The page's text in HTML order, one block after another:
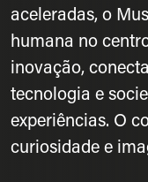
aceleradas, o
humana no
inovação,
tecnologia e
experiências. O
curiosidade e